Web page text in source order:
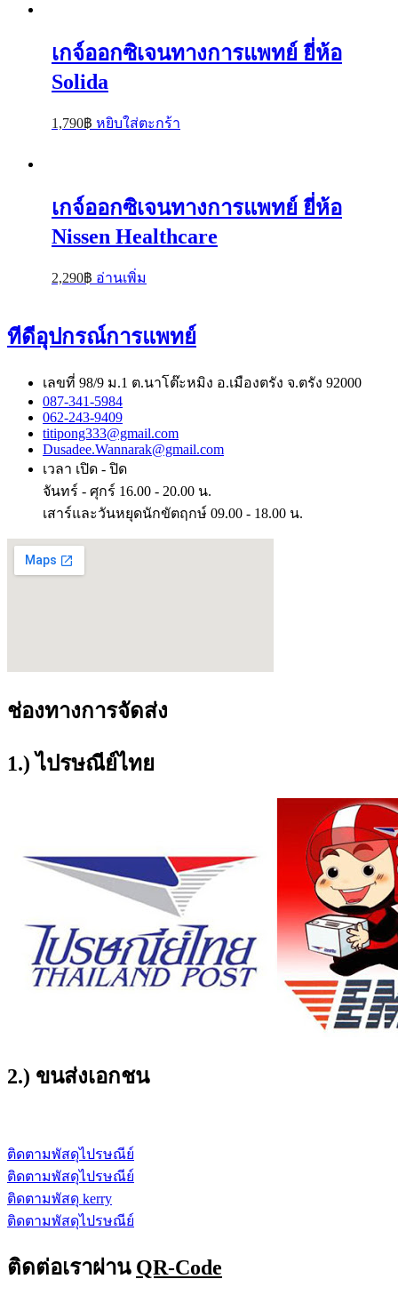
เกจ์ออกซิเจนทางการแพทย์ ยี่ห้อ
Solida
1,790฿ หยิบใส่ตะกร้า
เกจ์ออกซิเจนทางการแพทย์ ยี่ห้อ
Nissen Healthcare
2,290฿ อ่านเพิ่ม
ทีดีอุปกรณ์การแพทย์
เลขที่ 98/9 ม.1 ต.นาโต๊ะหมิง อ.เมืองตรัง จ.ตรัง 92000
087-341-5984
062-243-9409
titipong333@gmail.com
Dusadee.Wannarak@gmail.com
เวลา เปิด - ปิด
จันทร์ - ศุกร์ 16.00 - 20.00 น.
เสาร์และวันหยุดนักขัตฤกษ์ 09.00 - 18.00 น.
ช่องทางการจัดส่ง
1.) ไปรษณีย์ไทย
2.) ขนส่งเอกชน
ติดตามพัสดุไปรษณีย์
ติดตามพัสดุไปรษณีย์
ติดตามพัสดุ kerry
ติดตามพัสดุไปรษณีย์
ติดต่อเราผ่าน QR-Code